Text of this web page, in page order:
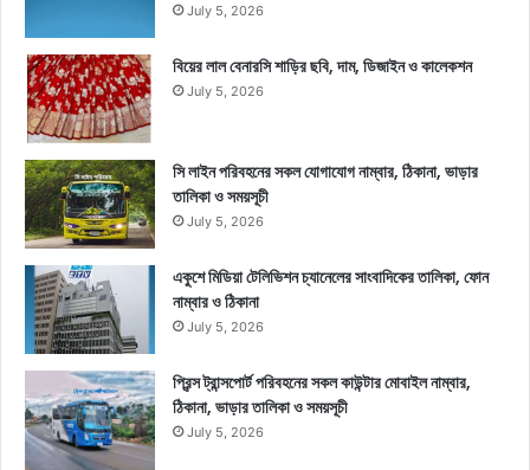
July 5, 2026
বিয়ের লাল বেনারসি শাড়ির ছবি, দাম, ডিজাইন ও কালেকশন
July 5, 2026
সি লাইন পরিবহনের সকল যোগাযোগ নাম্বার, ঠিকানা, ভাড়ার
তালিকা ও সময়সূচী
July 5, 2026
একুশে মিডিয়া টেলিভিশন চ্যানেলের সাংবাদিকের তালিকা, ফোন
নাম্বার ও ঠিকানা
July 5, 2026
প্রিন্স ট্রান্সপোর্ট পরিবহনের সকল কাউন্টার মোবাইল নাম্বার,
ঠিকানা, ভাড়ার তালিকা ও সময়সূচী
July 5, 2026